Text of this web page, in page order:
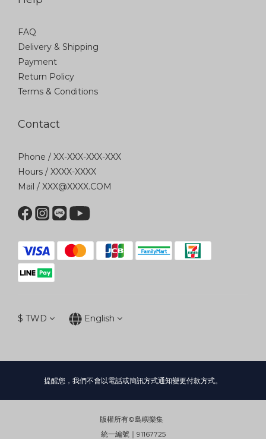
FAQ
Delivery & Shipping
Payment
Return Policy
Terms & Conditions
Contact
Phone / XX-XXX-XXX-XXX
Hours / XXXX-XXXX
Mail / XXX@XXXX.COM
$ TWD English
提醒您，我們不會以電話或簡訊方式通知變更付款方式。
版權所有©島嶼樂集
統一編號｜91167725